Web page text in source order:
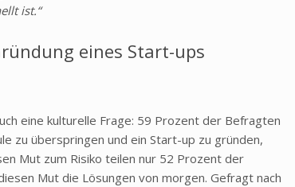
ist.“
eines Start-ups
eine kulturelle Frage: 59 Prozent der Befragten
zu überspringen und ein Start-up zu gründen,
Mut zum Risiko teilen nur 52 Prozent der
Mut die Lösungen von morgen. Gefragt nach